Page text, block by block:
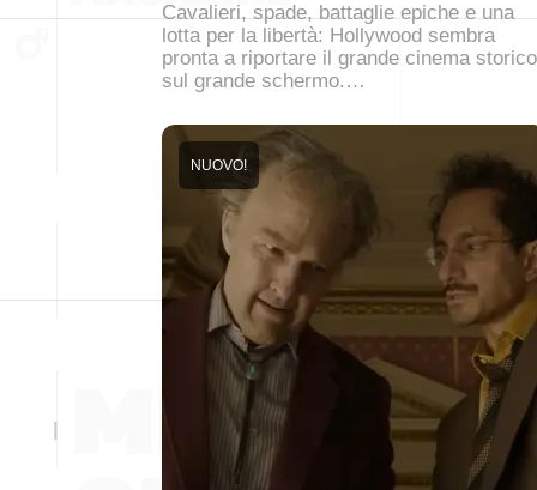
Cavalieri, spade, battaglie epiche e una
lotta per la libertà: Hollywood sembra
pronta a riportare il grande cinema storico
sul grande schermo.…
NUOVO!